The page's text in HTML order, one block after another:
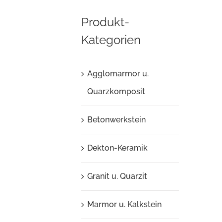
Produkt-
Kategorien
Agglomarmor u.
Quarzkomposit
Betonwerkstein
Dekton-Keramik
Granit u. Quarzit
Marmor u. Kalkstein